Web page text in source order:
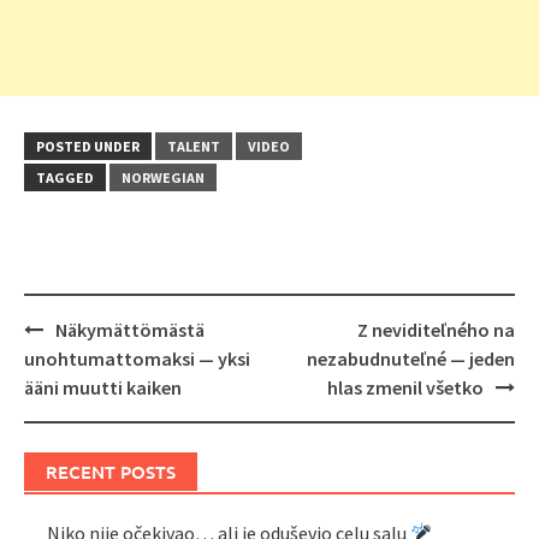
POSTED UNDER TALENT
VIDEO
TAGGED
NORWEGIAN
Post
navigation
Näkymättömästä
unohtumattomaksi — yksi
ääni muutti kaiken
Z neviditeľného na
nezabudnuteľné — jeden
hlas zmenil všetko
RECENT POSTS
Niko nije očekivao… ali je oduševio celu salu